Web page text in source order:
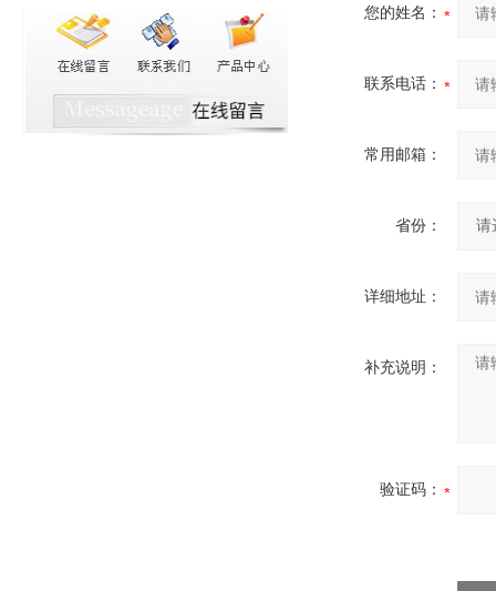
您的姓名：
联系电话：
常用邮箱：
省份：
详细地址：
补充说明：
验证码：